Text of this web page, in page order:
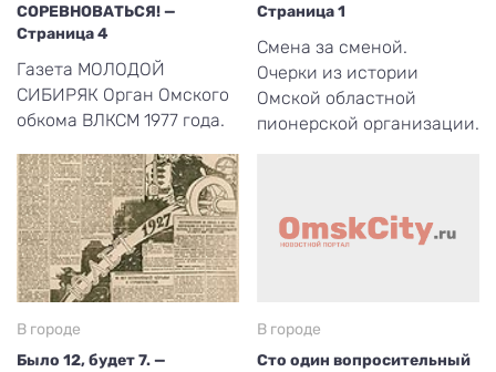
СОРЕВНОВАТЬСЯ! —
Страница 4
Газета МОЛОДОЙ
СИБИРЯК Орган Омского
обкома ВЛКСМ 1977 года.
Страница 1
Смена за сменой.
Очерки из истории
Омской областной
пионерской организации.
В городе
Было 12, будет 7. —
В городе
Сто один вопросительный